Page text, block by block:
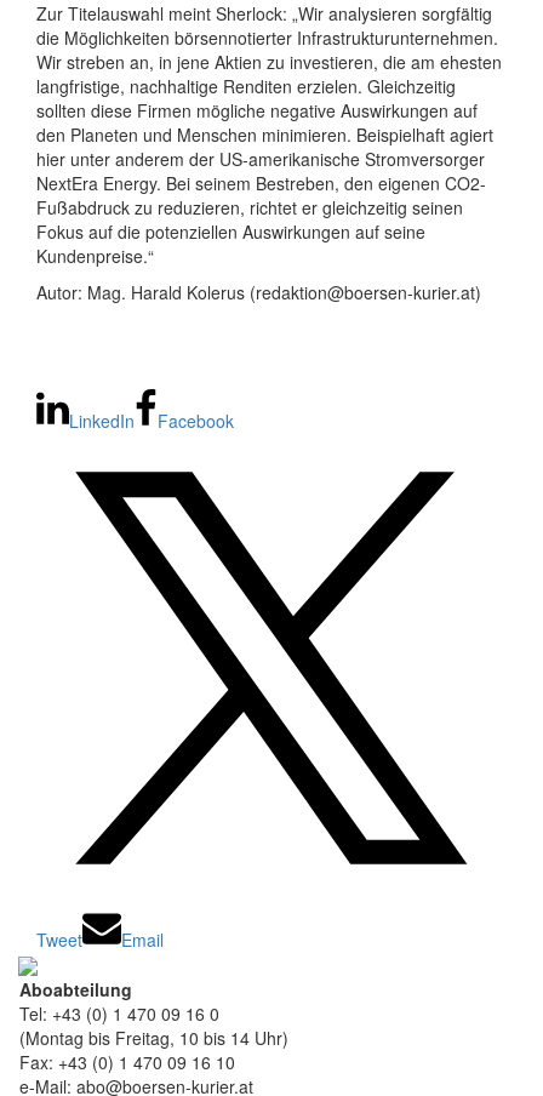
Zur Titelauswahl meint Sherlock: „Wir analysieren sorgfältig
die Möglichkeiten börsennotierter Infrastrukturunternehmen.
Wir streben an, in jene Aktien zu investieren, die am ehesten
langfristige, nachhaltige Renditen erzielen. Gleichzeitig
sollten diese Firmen mögliche negative Auswirkungen auf
den Planeten und Menschen minimieren. Beispielhaft agiert
hier unter anderem der US-amerikanische Stromversorger
NextEra Energy. Bei seinem Bestreben, den eigenen CO2-
Fußabdruck zu reduzieren, richtet er gleichzeitig seinen
Fokus auf die potenziellen Auswirkungen auf seine
Kundenpreise.“
Autor: Mag. Harald Kolerus (redaktion@boersen-kurier.at)
LinkedIn Facebook
Tweet Email
Aboabteilung
Tel: +43 (0) 1 470 09 16 0
(Montag bis Freitag, 10 bis 14 Uhr)
Fax: +43 (0) 1 470 09 16 10
e-Mail: abo@boersen-kurier.at